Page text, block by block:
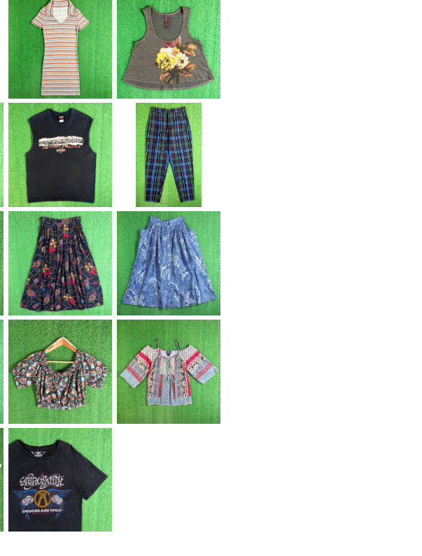
【Lady's】 リブ編み ボ
ーダー スキッパー ワン
ピース / 古着 ワンピ 半
袖 2262
¥5,980
【Lady's】 フラワー デ
ザイン ラメ入り タンク
トップ / アメリカ製 US
A製 古着 レディース キ
ャミソール トップス ノ
ースリーブ 2263
¥4,980
【Men's】 HARLEY-D
AVIDSON ノースリー
ブ Tシャツ / 古着 メン
ズ ハーレーダビッドソ
ン ハーレー ティーシャ
ツ T-Shirt タンクトッ
【Men's】 90s タータ
ンチェック テーパード
パンツ / 90年代 古着
トラウザーパンツ チェ
ックパンツ メンズ トラ
ッド 2267
¥8,980
【Lady's】 80s レーヨ
ン スカーフ柄 スカート
/ 80年代 古着 レディー
ス 総柄 2266
¥6,600
【Lady's】 90s ボタニ
カル調 総柄 ギャザー
スカート / 90年代 古着
レディース 2265
¥8,800
【Lady's】 90s ネイテ
ィブ調 幾何学柄 ギャザ
ー クロップトップス / 9
0年代 半袖 古着 レディ
ース シャツ 半袖 オルテ
ガ 2260
¥6,600
【Lady's】 90s 90s
ボヘミアン パッチワー
ク柄 レース プルオーバ
ー トップス / 90年代
半袖 キャミソール 古着
レディース 2259
¥4,500
【Men's】 AEROSMI
TH オフィシャルライセ
ンス Tシャツ / 古着 テ
ィーシャツ T-Shirt ロ
ック バンド エアロスミ
ス N1549
¥4,400